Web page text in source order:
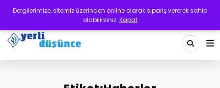
Dergilerimize, sitemiz üzerinden online olarak sipariş vererek sahip
olabilirsiniz. Kapat
Yerli Düşünce Dergisi